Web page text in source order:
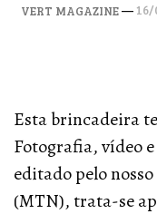
VERT MAGAZINE— 16/
Esta brincadeira
Fotografia, vídeo
editado pelo
(MTN), trata-se